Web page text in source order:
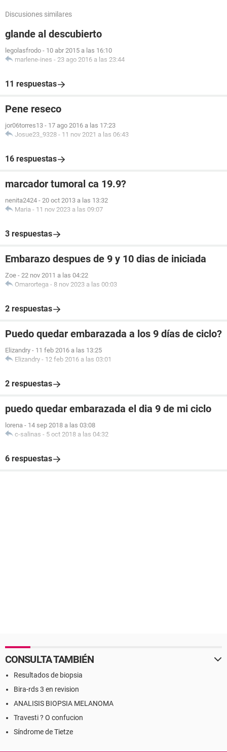
Discusiones similares
glande al descubierto
legolasfrodo - 10 abr 2015 a las 16:10
marlene-ines - 23 ago 2016 a las 23:44
11 respuestas
Pene reseco
jor06torres13 - 17 ago 2016 a las 17:23
Josue23_9328 - 11 nov 2021 a las 06:43
16 respuestas
marcador tumoral ca 19.9?
nenita2424 - 20 oct 2013 a las 13:32
Maria - 11 nov 2023 a las 09:07
3 respuestas
Embarazo despues de 9 y 10 dias de iniciada
Zoe - 22 nov 2011 a las 04:22
Omarortega - 8 nov 2023 a las 00:03
2 respuestas
Puedo quedar embarazada a los 9 días de ciclo?
Elizandry - 11 feb 2016 a las 13:25
Elizandry - 12 feb 2016 a las 03:01
2 respuestas
puedo quedar embarazada el dia 9 de mi ciclo
lorena - 14 sep 2018 a las 03:08
c-salinas - 5 oct 2018 a las 04:32
6 respuestas
CONSULTA TAMBIÉN
Resultados de biopsia
Bira-rds 3 en revision
ANALISIS BIOPSIA MELANOMA
Travesti ? O confucion
Síndrome de Tietze